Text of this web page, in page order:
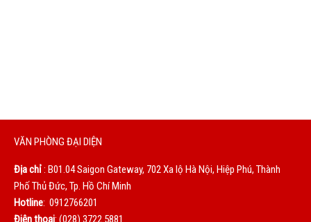
VĂN PHÒNG ĐẠI DIỆN
Địa chỉ: B01.04 Saigon Gateway, 702 Xa lộ Hà Nội, Hiệp Phú, Thành
Phố Thủ Đức, Tp. Hồ Chí Minh
Hotline: 0912766201
Điện thoại: (028) 3722.5881